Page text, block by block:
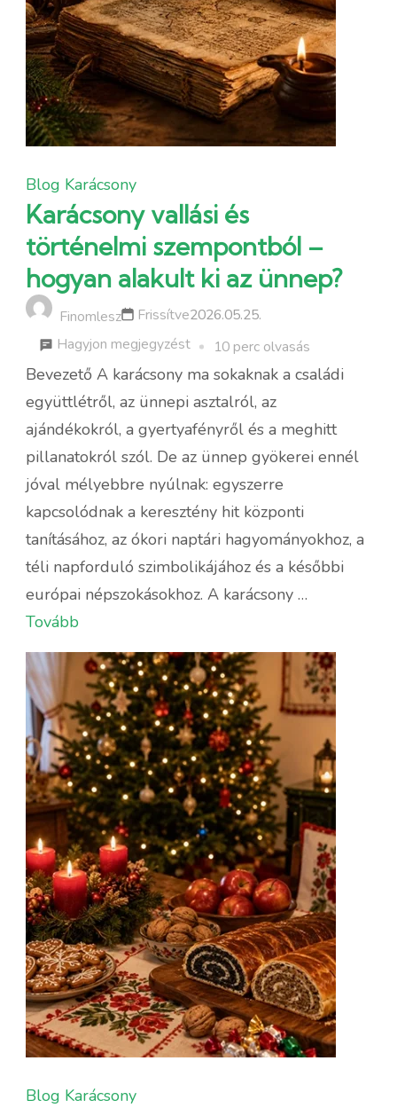
Blog Karácsony
Karácsony vallási és
történelmi szempontból –
hogyan alakult ki az ünnep?
Finomlesz Frissítve2026.05.25.
Hagyjon megjegyzésta
következőhöz:
Karácsony
vallási
és
történelmi
szempontból
–
hogyan
alakult
ünnep?
10 perc olvasás
Bevezető A karácsony ma sokaknak a családi
együttlétről, az ünnepi asztalról, az
ajándékokról, a gyertyafényről és a meghitt
pillanatokról szól. De az ünnep gyökerei ennél
jóval mélyebbre nyúlnak: egyszerre
kapcsolódnak a keresztény hit központi
tanításához, az ókori naptári hagyományokhoz, a
téli napforduló szimbolikájához és a későbbi
európai népszokásokhoz. A karácsony …
Tovább
Blog Karácsony